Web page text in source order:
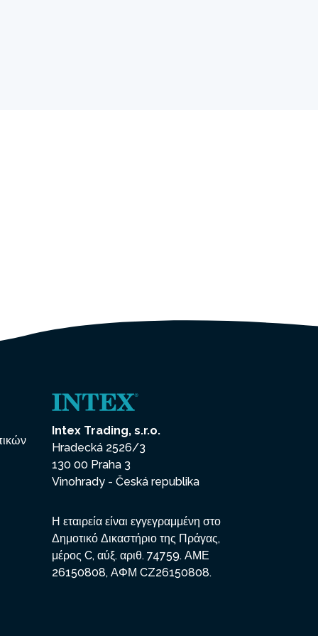
Intex Trading, s.r.o.
Hradecká 2526/3
130 00 Praha 3
Vinohrady - Česká republika
Η εταιρεία είναι εγγεγραμμένη στο
Δημοτικό Δικαστήριο της Πράγας,
μέρος C, αύξ. αριθ. 74759. ΑΜΕ
26150808, ΑΦΜ CZ26150808.